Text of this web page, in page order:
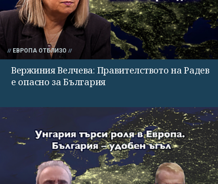
ЕВРОПА ОТБЛИЗО
Вержиния Велчева: Правителството на Радев
е опасно за България